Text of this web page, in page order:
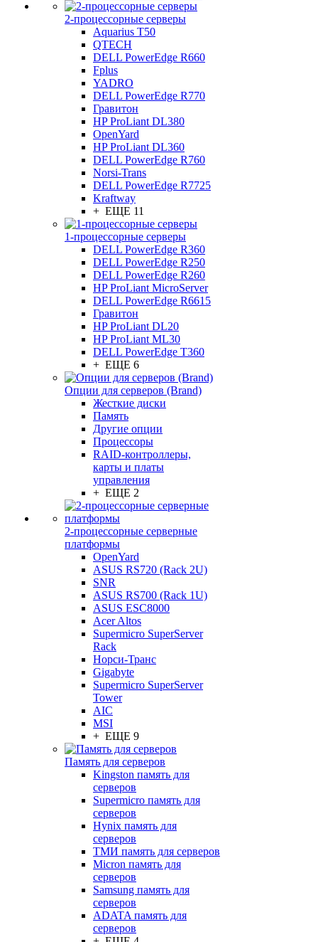
2-процессорные серверы
Aquarius T50
QTECH
DELL PowerEdge R660
Fplus
YADRO
DELL PowerEdge R770
Гравитон
HP ProLiant DL380
OpenYard
HP ProLiant DL360
DELL PowerEdge R760
Norsi-Trans
DELL PowerEdge R7725
Kraftway
+ ЕЩЕ 11
1-процессорные серверы
DELL PowerEdge R360
DELL PowerEdge R250
DELL PowerEdge R260
HP ProLiant MicroServer
DELL PowerEdge R6615
Гравитон
HP ProLiant DL20
HP ProLiant ML30
DELL PowerEdge T360
+ ЕЩЕ 6
Опции для серверов (Brand)
Жесткие диски
Память
Другие опции
Процессоры
RAID-контроллеры,
карты и платы
управления
+ ЕЩЕ 2
2-процессорные серверные
платформы
OpenYard
ASUS RS720 (Rack 2U)
SNR
ASUS RS700 (Rack 1U)
ASUS ESC8000
Acer Altos
Supermicro SuperServer
Rack
Норси-Транс
Gigabyte
Supermicro SuperServer
Tower
AIC
MSI
+ ЕЩЕ 9
Память для серверов
Kingston память для
серверов
Supermicro память для
серверов
Hynix память для
серверов
ТМИ память для серверов
Micron память для
серверов
Samsung память для
серверов
ADATA память для
серверов